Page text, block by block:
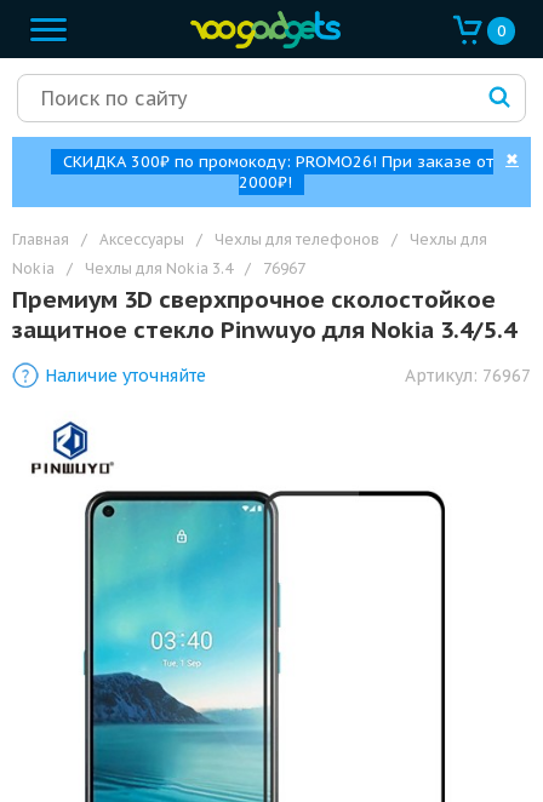
0
СКИДКА 300₽ по промокоду: PROMO26! При заказе от
2000₽!
✖
Главная / Аксессуары / Чехлы для телефонов /
Чехлы для
Nokia
/ Чехлы для Nokia 3.4 / 76967
Премиум 3D сверхпрочное сколостойкое
защитное стекло Pinwuyo для Nokia 3.4/5.4
Наличие уточняйте Артикул: 76967